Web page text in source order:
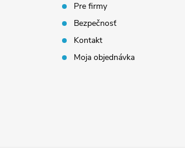
Pre firmy
Bezpečnosť
Kontakt
Moja objednávka